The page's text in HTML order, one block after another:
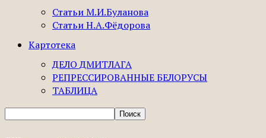
Статьи М.И.Буланова
Статьи Н.А.Фёдорова
Картотека
ДЕЛО ДМИТЛАГА
РЕПРЕССИРОВАННЫЕ БЕЛОРУСЫ
ТАБЛИЦА